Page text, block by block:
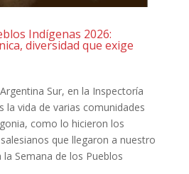
Indígenas 2026:
diversidad que exige
Sur, en la Inspectoría
la vida de varias comunidades
como lo hicieron los
que llegaron a nuestro
Semana de los Pueblos